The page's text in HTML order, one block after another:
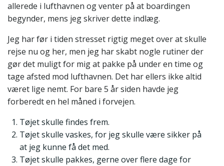
allerede i lufthavnen og venter på at boardingen
begynder, mens jeg skriver dette indlæg.
Jeg har før i tiden stresset rigtig meget over at skulle
rejse nu og her, men jeg har skabt nogle rutiner der
gør det muligt for mig at pakke på under en time og
tage afsted mod lufthavnen. Det har ellers ikke altid
været lige nemt. For bare 5 år siden havde jeg
forberedt en hel måned i forvejen.
Tøjet skulle findes frem.
Tøjet skulle vaskes, for jeg skulle være sikker på
at jeg kunne få det med.
Tøjet skulle pakkes, gerne over flere dage for